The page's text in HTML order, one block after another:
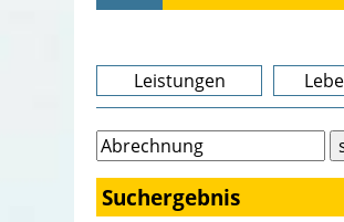
Leistungen
Suchergebnis